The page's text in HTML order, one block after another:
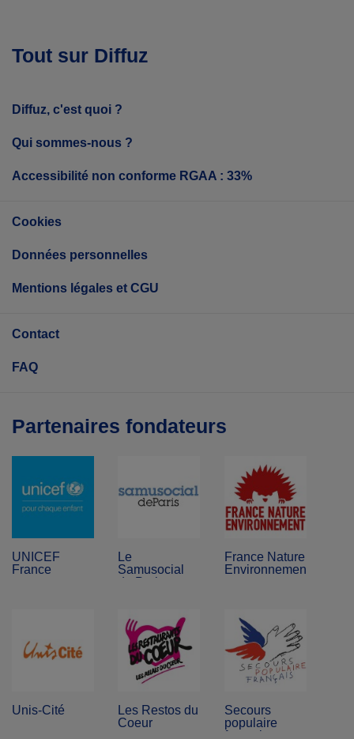
Tout sur Diffuz
Diffuz, c'est quoi ?
Qui sommes-nous ?
Accessibilité non conforme RGAA : 33%
Cookies
Données personnelles
Mentions légales et CGU
Contact
FAQ
Partenaires fondateurs
UNICEF
France
Le
Samusocial
de Paris
France Nature
Environnement
Unis-Cité
Les Restos du
Coeur
Secours
populaire
français